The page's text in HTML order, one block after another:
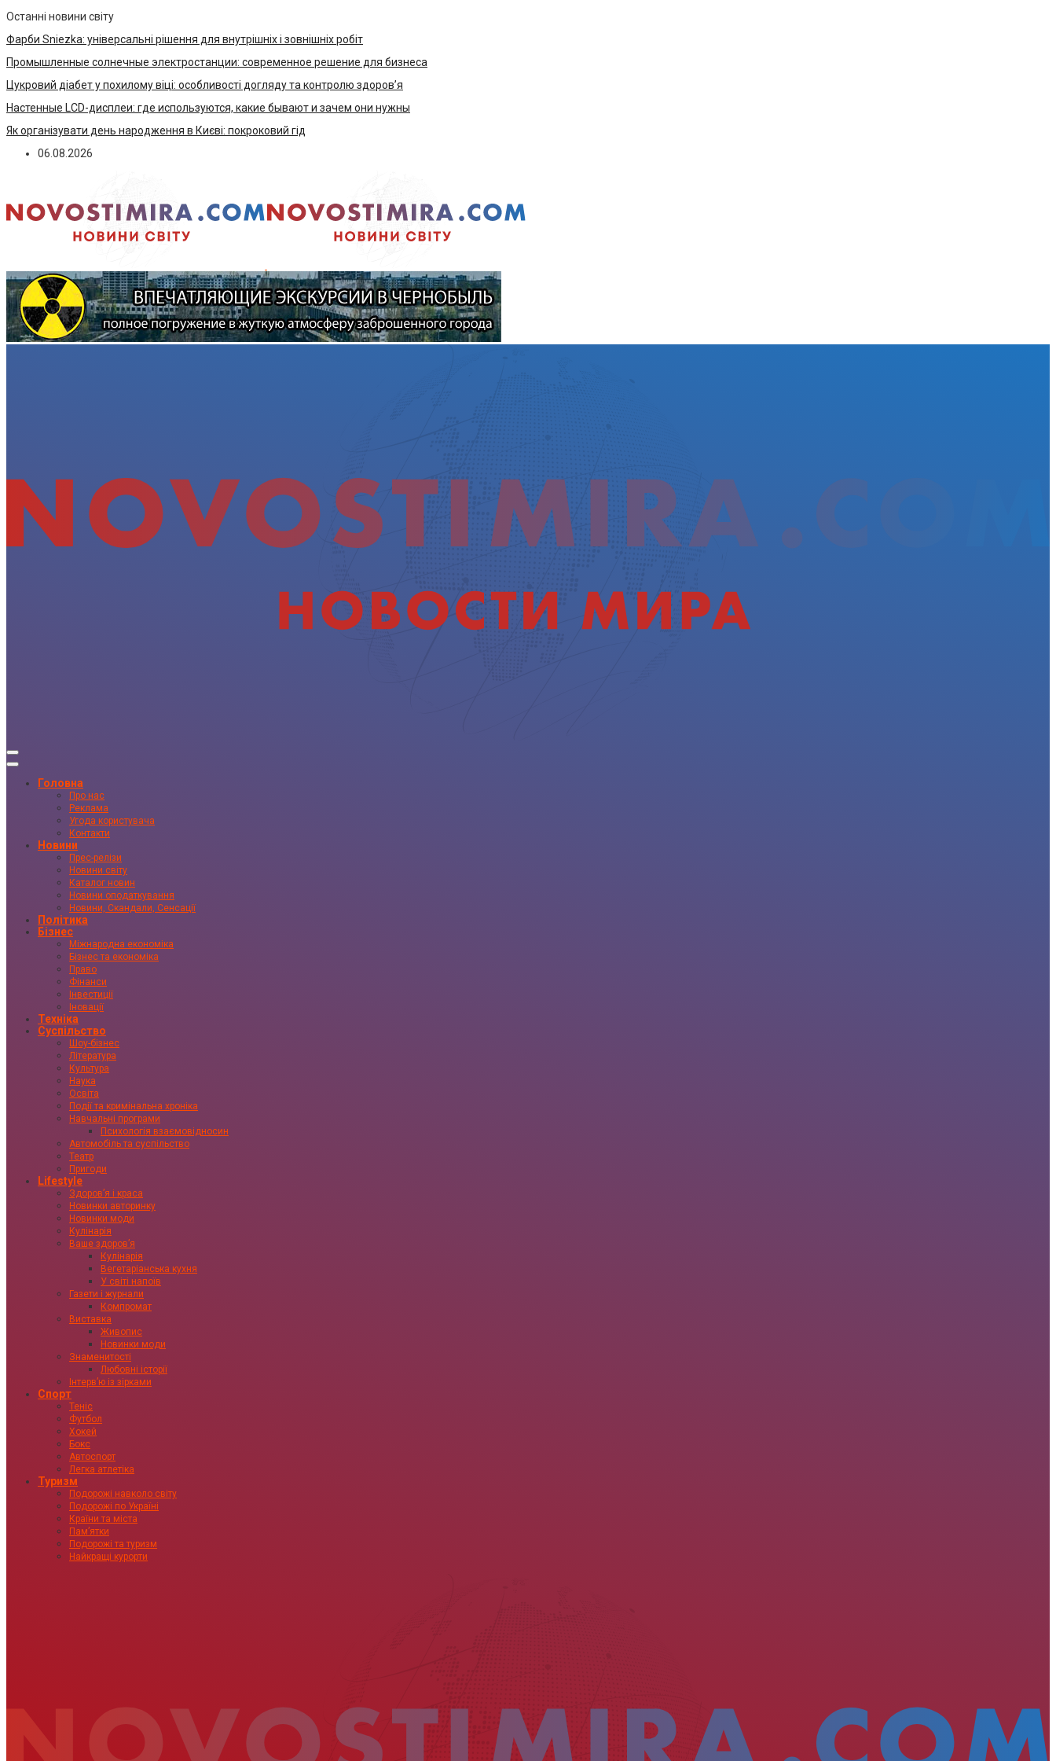
Останні новини світу
Фарби Sniezka: універсальні рішення для внутрішніх і зовнішніх робіт
Промышленные солнечные электростанции: современное решение для бизнеса
Цукровий діабет у похилому віці: особливості догляду та контролю здоров’я
Настенные LCD-дисплеи: где используются, какие бывают и зачем они нужны
Як організувати день народження в Києві: покроковий гід
06.08.2026
Головна
Про нас
Реклама
Угода користувача
Контакти
Новини
Прес-релізи
Новини світу
Каталог новин
Новини оподаткування
Новини, Скандали, Сенсації
Політика
Бізнес
Міжнародна економіка
Бізнес та економіка
Право
Фінанси
Інвестиції
Іновації
Техніка
Суспільство
Шоу-бізнес
Література
Культура
Наука
Освіта
Події та кримінальна хроніка
Навчальні програми
Психологія взаємовідносин
Автомобіль та суспільство
Театр
Пригоди
Lifestyle
Здоровʼя і краса
Новинки авторинку
Новинки моди
Кулінарія
Ваше здоровʼя
Кулінарія
Вегетаріанська кухня
У світі напоїв
Газети і журнали
Компромат
Виставка
Живопис
Новинки моди
Знаменитості
Любовні історії
Інтервʼю із зірками
Спорт
Теніс
Футбол
Хокей
Бокс
Автоспорт
Легка атлетіка
Туризм
Подорожі навколо світу
Подорожі по Україні
Країни та міста
Пам’ятки
Подорожі та туризм
Найкращі курорти